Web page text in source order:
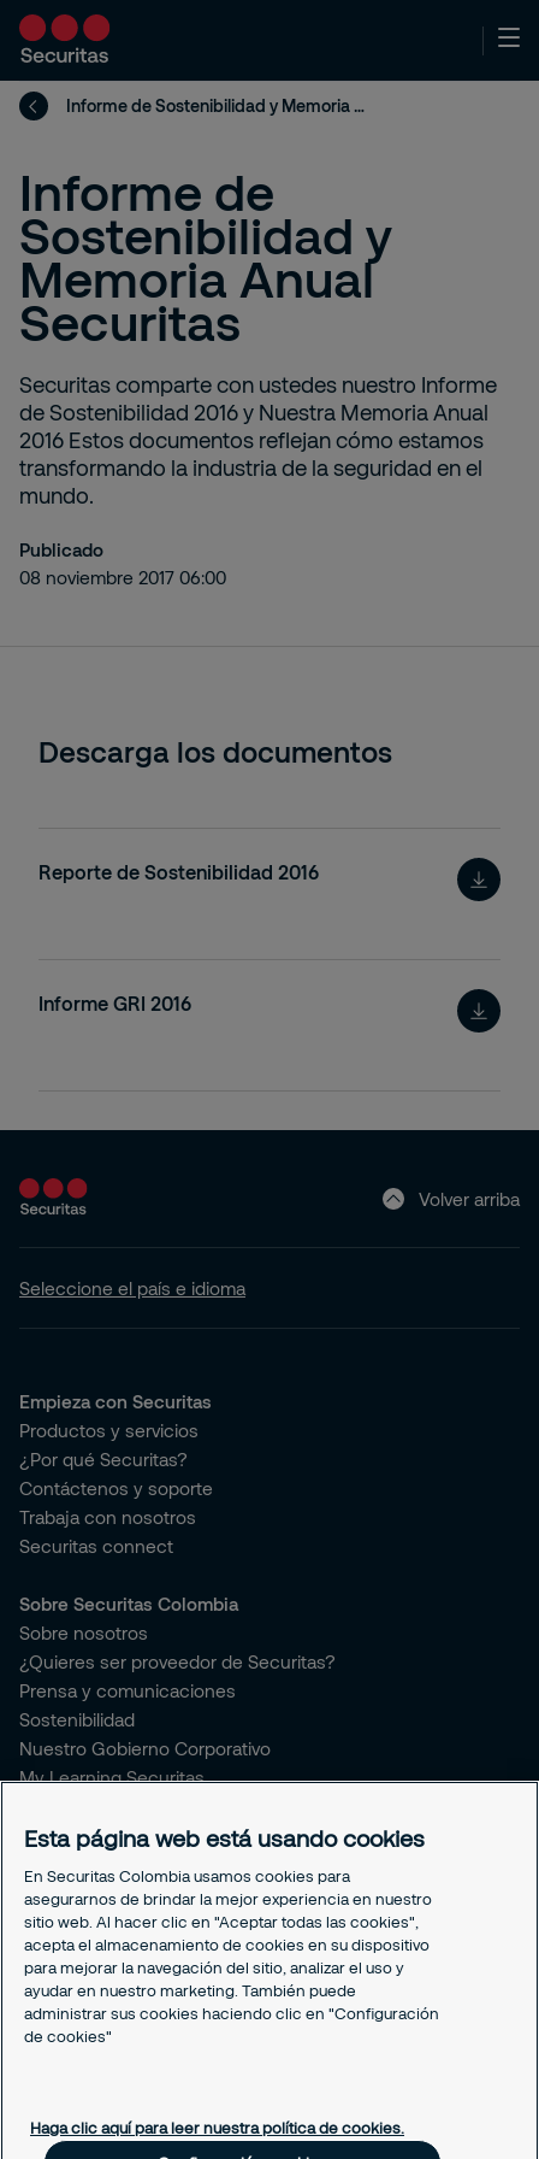
Informe de Sostenibilidad y Memoria Anual Securitas
Informe de
Sostenibilidad y
Memoria Anual
Securitas
Securitas comparte con ustedes nuestro Informe
de Sostenibilidad 2016 y Nuestra Memoria Anual
2016 Estos documentos reflejan cómo estamos
transformando la industria de la seguridad en el
mundo.
Publicado
08 noviembre 2017 06:00
Descarga los documentos
Reporte de Sostenibilidad 2016
Informe GRI 2016
Volver arriba
Seleccione el país e idioma
Empieza con Securitas
Productos y servicios
¿Por qué Securitas?
Contáctenos y soporte
Trabaja con nosotros
Securitas connect
Sobre Securitas Colombia
Sobre nosotros
¿Quieres ser proveedor de Securitas?
Prensa y comunicaciones
Sostenibilidad
Nuestro Gobierno Corporativo
My Learning Securitas
Soporte empleado
Un café con Securitas
Legal
Nuestras políticas
Política de Protección de datos
Política de Cookies
Esta página web está usando cookies
En Securitas Colombia usamos cookies para
asegurarnos de brindar la mejor experiencia en nuestro
sitio web. Al hacer clic en "Aceptar todas las cookies",
acepta el almacenamiento de cookies en su dispositivo
para mejorar la navegación del sitio, analizar el uso y
ayudar en nuestro marketing. También puede
administrar sus cookies haciendo clic en "Configuración
de cookies"
Haga clic aquí para leer nuestra política de cookies.